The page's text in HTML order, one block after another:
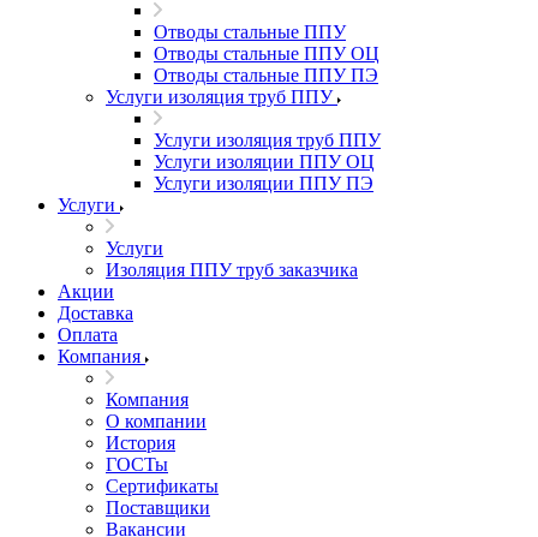
Отводы стальные ППУ
Отводы стальные ППУ ОЦ
Отводы стальные ППУ ПЭ
Услуги изоляция труб ППУ
Услуги изоляция труб ППУ
Услуги изоляции ППУ ОЦ
Услуги изоляции ППУ ПЭ
Услуги
Услуги
Изоляция ППУ труб заказчика
Акции
Доставка
Оплата
Компания
Компания
О компании
История
ГОСТы
Сертификаты
Поставщики
Вакансии